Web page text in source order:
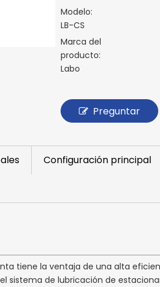
Modelo:
LB-CS
Marca del
producto:
Labo
Preguntar
Configuración principal
tiene la ventaja de una alta
sistema de lubricación de